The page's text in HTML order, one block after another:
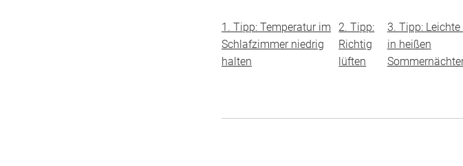
1. Tipp: Temperatur im
Schlafzimmer niedrig
halten
2. Tipp:
Richtig
lüften
3. Tipp: Leichte
in heißen